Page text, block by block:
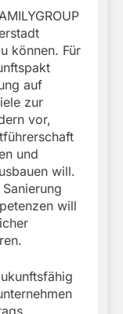
können. Für
auf
zur
vor,
und
will.
will